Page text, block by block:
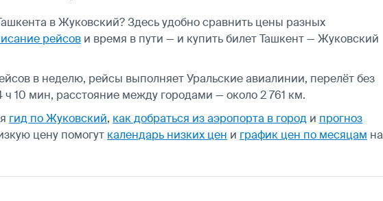
в Жуковский? Здесь удобно сравнить цены разных
рейсов и время в пути — и купить билет Ташкент — Жуковский
в неделю, рейсы выполняет Уральские авиалинии, перелёт без
10 мин, расстояние между городами — около 2 761 км.
гид по Жуковский, как добраться из аэропорта в город и прогноз
цену помогут календарь низких цен и график цен по месяцам на